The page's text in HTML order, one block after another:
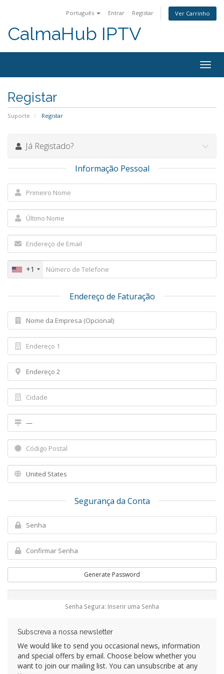
Português Entrar Registar Ver Carrinho
CalmaHub IPTV
Registar
Suporte Registar
Já Registado?
Informação Pessoal
+1
Endereço de Faturação
Segurança da Conta
Generate Password
Senha Segura: Inserir uma Senha
Subscreva a nossa newsletter
We would like to send you occasional news, information
and special offers by email. Choose below whether you
want to join our mailing list. You can unsubscribe at any